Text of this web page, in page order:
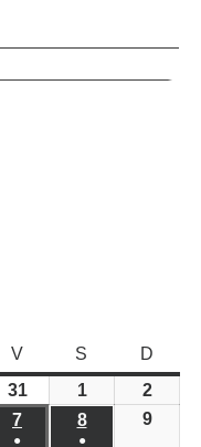
VVENDREDI
S SAMEDID
31
juillet
1 2
août
7
●
88
●
99